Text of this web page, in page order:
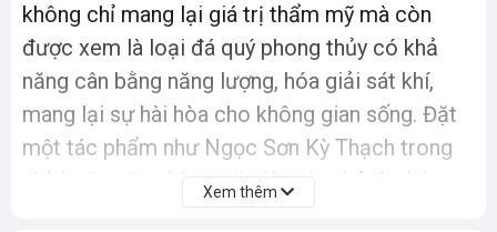
không chỉ mang lại giá trị thẩm mỹ mà còn
được xem là loại đá quý phong thủy có khả
năng cân bằng năng lượng, hóa giải sát khí,
mang lại sự hài hòa cho không gian sống. Đặt
một tác phẩm như Ngọc Sơn Kỳ Thạch trong
nhà hoặc văn phòng sẽ giúp gia chủ thu hút
Xem thêm